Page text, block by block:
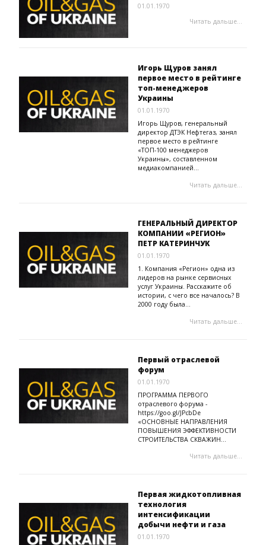
01.01.1970
Читать дальше...
Игорь Щуров занял
первое место в рейтинге
топ-менеджеров
Украины
01.01.1970
Игорь Щуров, генеральный
директор ДТЭК Нефтегаз, занял
первое место в рейтинге
«ТОП-100 менеджеров
Украины», составленном
медиакомпанией...
Читать дальше...
ГЕНЕРАЛЬНЫЙ ДИРЕКТОР
КОМПАНИИ «РЕГИОН»
ПЕТР КАТЕРИНЧУК
01.01.1970
1. Компания «Регион» одна из
лидеров на рынке сервисных
услуг Украины. Расскажите об
истории, с чего все началось? В
2000 году была...
Читать дальше...
Первый отраслевой
форум
01.01.1970
ПРОГРАММА ПЕРВОГО
отраслевого форума -
https://goo.gl/JPcbDe
«ОСНОВНЫЕ НАПРАВЛЕНИЯ
ПОВЫШЕНИЯ ЭФФЕКТИВНОСТИ
СТРОИТЕЛЬСТВА СКВАЖИН...
Читать дальше...
Первая жидкотопливная
технология
интенсификации
добычи нефти и газа
01.01.1970